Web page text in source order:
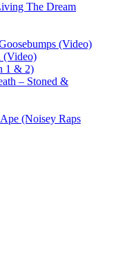
The Dream
(Video)
(Video)
1 & 2)
– Stoned &
(Noisey Raps